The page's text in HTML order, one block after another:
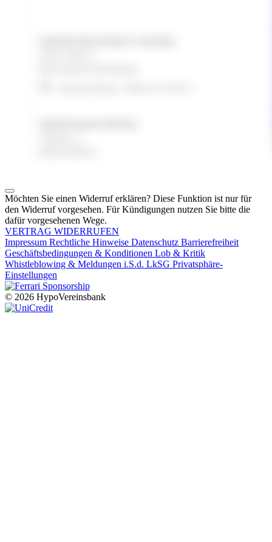
Möchten Sie einen Widerruf erklären? Diese Funktion ist nur für
den Widerruf vorgesehen. Für Kündigungen nutzen Sie bitte die
dafür vorgesehenen Wege.
VERTRAG WIDERRUFEN
Impressum Rechtliche Hinweise Datenschutz Barrierefreiheit
Geschäftsbedingungen & Konditionen Lob & Kritik
Whistleblowing & Meldungen i.S.d. LkSG Privatsphäre-
Einstellungen
© 2026 HypoVereinsbank